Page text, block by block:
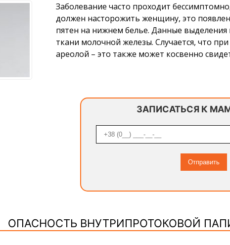
Заболевание часто проходит
должен насторожить женщину, это
пятен на нижнем белье. Данные
ткани молочной железы. Случается, что
ареолой – это также может косвенно
ЗАПИСАТЬСЯ К
ОПАСНОСТЬ ВНУТРИПРОТОКОВОЙ